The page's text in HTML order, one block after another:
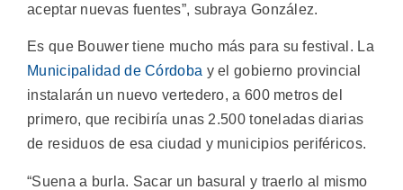
aceptar nuevas fuentes”, subraya González.
Es que Bouwer tiene mucho más para su festival. La
Municipalidad de Córdoba y el gobierno provincial
instalarán un nuevo vertedero, a 600 metros del
primero, que recibiría unas 2.500 toneladas diarias
de residuos de esa ciudad y municipios periféricos.
“Suena a burla. Sacar un basural y traerlo al mismo